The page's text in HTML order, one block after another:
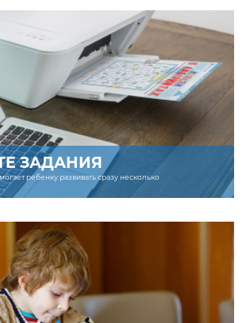
ЗАДАНИЯ
ребенку развивать сразу несколько